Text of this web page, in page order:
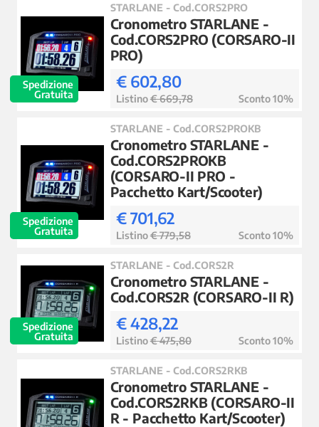
Spedizione
Gratuita
STARLANE - Cod.CORS2PRO
Cronometro STARLANE -
Cod.CORS2PRO (CORSARO-II
PRO)
€ 602,80
Listino€ 669,78 Sconto 10%
Spedizione
Gratuita
STARLANE - Cod.CORS2PROKB
Cronometro STARLANE -
Cod.CORS2PROKB
(CORSARO-II PRO -
Pacchetto Kart/Scooter)
€ 701,62
Listino€ 779,58 Sconto 10%
Spedizione
Gratuita
STARLANE - Cod.CORS2R
Cronometro STARLANE -
Cod.CORS2R (CORSARO-II R)
€ 428,22
Listino€ 475,80 Sconto 10%
STARLANE - Cod.CORS2RKB
Cronometro STARLANE -
Cod.CORS2RKB (CORSARO-II
R - Pacchetto Kart/Scooter)